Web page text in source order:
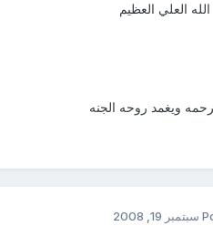
العلي العظيم
ويغمد روحه الجنه
سبتمبر 19, 2008